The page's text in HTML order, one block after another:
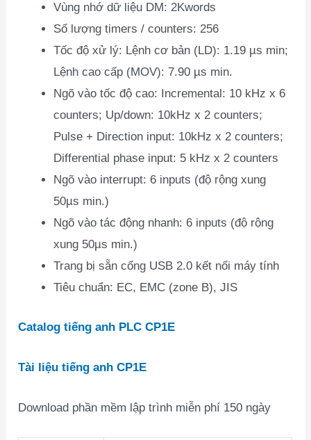
Vùng nhớ dữ liệu DM: 2Kwords
Số lượng timers / counters: 256
Tốc độ xử l‎ý: Lệnh cơ bản (LD): 1.19 µs min;
Lệnh cao cấp (MOV): 7.90 µs min.
Ngõ vào tốc độ cao: Incremental: 10 kHz x 6
counters; Up/down: 10kHz x 2 counters;
Pulse + Direction input: 10kHz x 2 counters;
Differential phase input: 5 kHz x 2 counters
Ngõ vào interrupt: 6 inputs (độ rộng xung
50µs min.)
Ngõ vào tác động nhanh: 6 inputs (độ rộng
xung 50µs min.)
Trang bị sẵn cổng USB 2.0 kết nối máy tính
Tiêu chuẩn: EC, EMC (zone B), JIS
Catalog tiếng anh PLC CP1E
Tài liệu tiếng anh CP1E
Download phần mềm lập trình miễn phí 150 ngày